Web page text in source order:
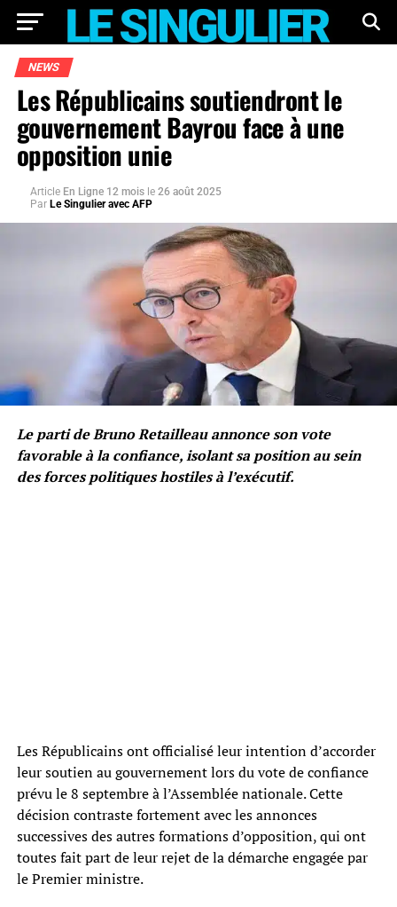
NEWS
Les Républicains soutiendront le
gouvernement Bayrou face à une
opposition unie
Article En Ligne 12 mois le 26 août 2025
Par Le Singulier avec AFP
Le parti de Bruno Retailleau annonce son vote
favorable à la confiance, isolant sa position au sein
des forces politiques hostiles à l’exécutif.
Les Républicains ont officialisé leur intention d’accorder
leur soutien au gouvernement lors du vote de confiance
prévu le 8 septembre à l’Assemblée nationale. Cette
décision contraste fortement avec les annonces
successives des autres formations d’opposition, qui ont
toutes fait part de leur rejet de la démarche engagée par
le Premier ministre.